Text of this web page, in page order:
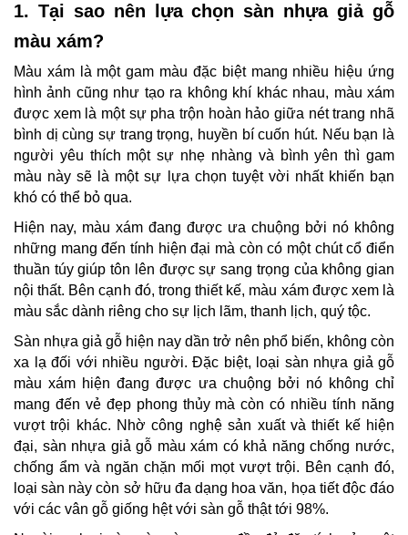
1. Tại sao nên lựa chọn sàn nhựa giả gỗ
màu xám?
Màu xám là một gam màu đặc biệt mang nhiều hiệu ứng
hình ảnh cũng như tạo ra không khí khác nhau, màu xám
được xem là một sự pha trộn hoàn hảo giữa nét trang nhã
bình dị cùng sự trang trọng, huyền bí cuốn hút. Nếu bạn là
người yêu thích một sự nhẹ nhàng và bình yên thì gam
màu này sẽ là một sự lựa chọn tuyệt vời nhất khiến bạn
khó có thể bỏ qua.
Hiện nay, màu xám đang được ưa chuộng bởi nó không
những mang đến tính hiện đại mà còn có một chút cổ điển
thuần túy giúp tôn lên được sự sang trọng của không gian
nội thất. Bên cạnh đó, trong thiết kế, màu xám được xem là
màu sắc dành riêng cho sự lịch lãm, thanh lịch, quý tộc.
Sàn nhựa giả gỗ hiện nay dần trở nên phổ biến, không còn
xa lạ đối với nhiều người. Đặc biệt, loại sàn nhựa giả gỗ
màu xám hiện đang được ưa chuộng bởi nó không chỉ
mang đến vẻ đẹp phong thủy mà còn có nhiều tính năng
vượt trội khác. Nhờ công nghệ sản xuất và thiết kế hiện
đại, sàn nhựa giả gỗ màu xám có khả năng chống nước,
chống ẩm và ngăn chặn mối mọt vượt trội. Bên cạnh đó,
loại sàn này còn sở hữu đa dạng hoa văn, họa tiết độc đáo
với các vân gỗ giống hệt với sàn gỗ thật tới 98%.